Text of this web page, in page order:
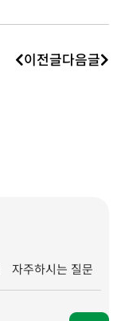
이전글다음글
자주하시는 질문